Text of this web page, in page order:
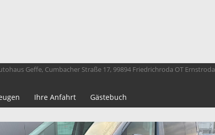
Geffe, Cumbacher Straße 17, 99894 Friedrichroda OT Ernstroda
Ihre Anfahrt Gästebuch